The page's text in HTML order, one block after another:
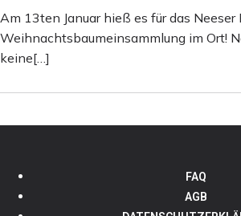
Am 13ten Januar hieß es für das Neeser
Weihnachtsbaumeinsammlung im Ort!
keine[…]
FAQ
AGB